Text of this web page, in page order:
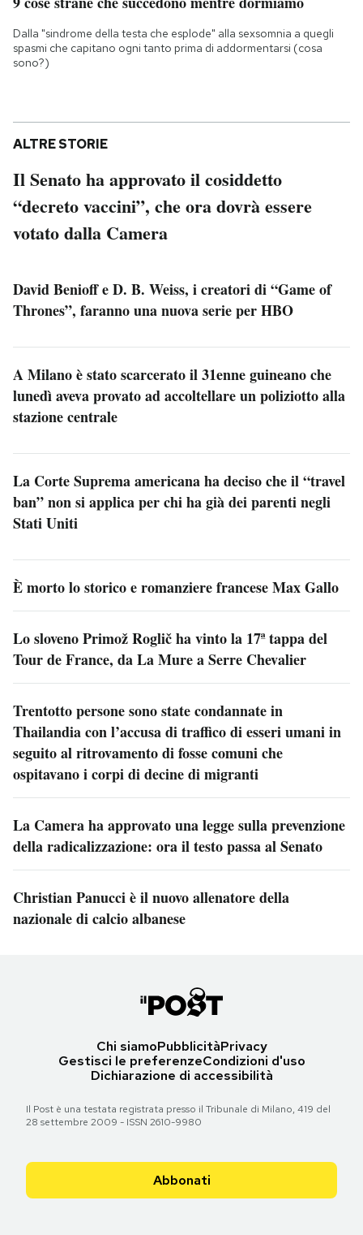
Dalla "sindrome della testa che esplode" alla sexsomnia a quegli
spasmi che capitano ogni tanto prima di addormentarsi (cosa
sono?)
ALTRE STORIE
Il Senato ha approvato il cosiddetto
“decreto vaccini”, che ora dovrà essere
votato dalla Camera
David Benioff e D. B. Weiss, i creatori di “Game of
Thrones”, faranno una nuova serie per HBO
A Milano è stato scarcerato il 31enne guineano che
lunedì aveva provato ad accoltellare un poliziotto alla
stazione centrale
La Corte Suprema americana ha deciso che il “travel
ban” non si applica per chi ha già dei parenti negli
Stati Uniti
È morto lo storico e romanziere francese Max Gallo
Lo sloveno Primož Roglič ha vinto la 17ª tappa del
Tour de France, da La Mure a Serre Chevalier
Trentotto persone sono state condannate in
Thailandia con l’accusa di traffico di esseri umani in
seguito al ritrovamento di fosse comuni che
ospitavano i corpi di decine di migranti
La Camera ha approvato una legge sulla prevenzione
della radicalizzazione: ora il testo passa al Senato
Christian Panucci è il nuovo allenatore della
nazionale di calcio albanese
Chi siamoPubblicitàPrivacy
Gestisci le preferenzeCondizioni d'uso
Dichiarazione di accessibilità
Il Post è una testata registrata presso il Tribunale di Milano, 419 del
28 settembre 2009 - ISSN 2610-9980
Abbonati